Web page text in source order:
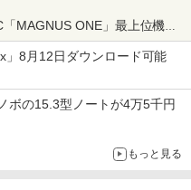
MAGNUS ONE」最上位機の
8月12日ダウンロード可能
ボの15.3型ノートが4万5千円
もっと見る